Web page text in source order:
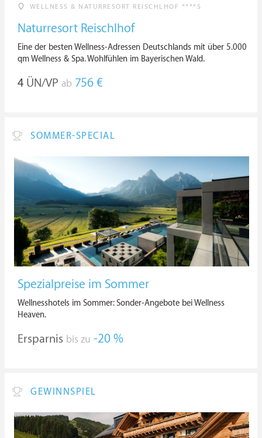
WELLNESS & NATURRESORT REISCHLHOF ****S
Naturresort Reischlhof
Eine der besten Wellness-Adressen Deutschlands mit über 5.000
qm Wellness & Spa. Wohlfühlen im Bayerischen Wald.
4 ÜN/VP ab 756 €
SOMMER-SPECIAL
Spezialpreise im Sommer
Wellnesshotels im Sommer: Sonder-Angebote bei Wellness
Heaven.
Ersparnis bis zu -20 %
GEWINNSPIEL